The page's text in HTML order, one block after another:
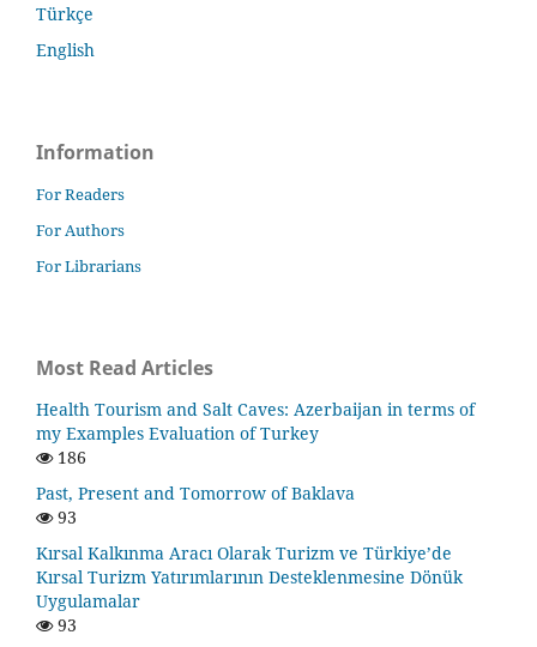
Türkçe
English
Information
For Readers
For Authors
For Librarians
Most Read Articles
Health Tourism and Salt Caves: Azerbaijan in terms of
my Examples Evaluation of Turkey
186
Past, Present and Tomorrow of Baklava
93
Kırsal Kalkınma Aracı Olarak Turizm ve Türkiye’de
Kırsal Turizm Yatırımlarının Desteklenmesine Dönük
Uygulamalar
93